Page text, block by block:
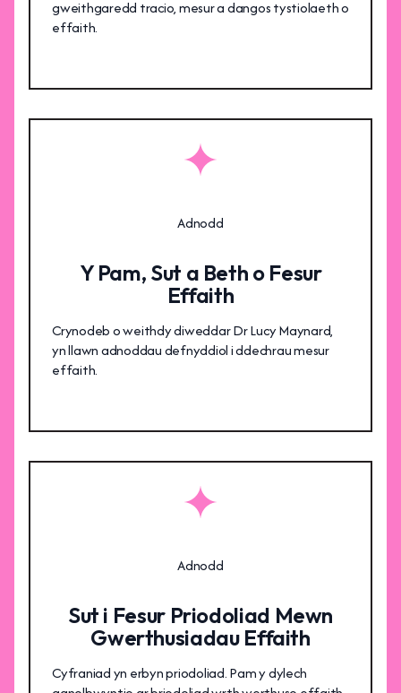
gweithgaredd tracio, mesur a dangos tystiolaeth o
effaith.
Adnodd
Y Pam, Sut a Beth o Fesur
Effaith
Crynodeb o weithdy diweddar Dr Lucy Maynard,
yn llawn adnoddau defnyddiol i ddechrau mesur
effaith.
Adnodd
Sut i Fesur Priodoliad Mewn
Gwerthusiadau Effaith
Cyfraniad yn erbyn priodoliad. Pam y dylech